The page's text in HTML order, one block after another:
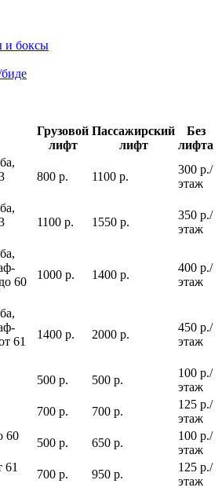
и боксы
Грузовой
лифт
Пассажирский
лифт
Без
лифта
800 р. 1100 р.
300 р./
этаж
1100 р. 1550 р.
350 р./
этаж
60
1000 р. 1400 р.
400 р./
этаж
61
1400 р. 2000 р.
450 р./
этаж
500 р. 500 р.
100 р./
этаж
700 р. 700 р.
125 р./
этаж
60
500 р. 650 р.
100 р./
этаж
61
700 р. 950 р.
125 р./
этаж